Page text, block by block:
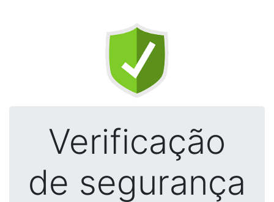
Verificação
de segurança